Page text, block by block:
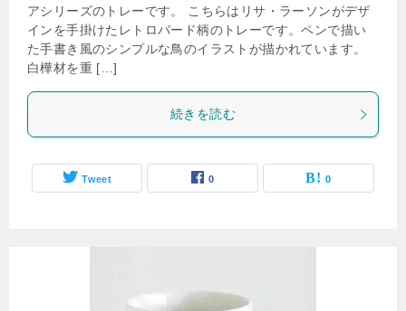
アシリーズのトレーです。 こちらはリサ・ラーソンがデザ
インを手掛けたレトロバード柄のトレーです。ペンで描い
た手書き風のシンプルな鳥のイラストが描かれています。
白樺材を重 […]
続きを読む
Tweet 0 0